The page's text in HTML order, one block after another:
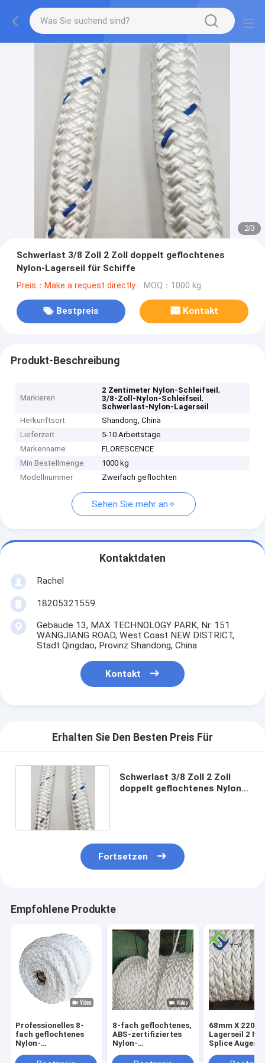
2/3
Schwerlast 3/8 Zoll 2 Zoll doppelt geflochtenes
Nylon-Lagerseil für Schiffe
Preis：Make a request directly MOQ：1000 kg
Bestpreis Kontakt
Produkt-Beschreibung
Markieren
2 Zentimeter Nylon-Schleifseil,
3/8-Zoll-Nylon-Schleifseil,
Schwerlast-Nylon-Lagerseil
Herkunftsort
Shandong, China
Lieferzeit
5-10 Arbeitstage
Markenname
FLORESCENCE
Min Bestellmenge
1000 kg
Modellnummer
Zweifach geflochten
Sehen Sie mehr an
Kontaktdaten
Rachel
18205321559
Gebäude 13, MAX TECHNOLOGY PARK, Nr. 151
WANGJIANG ROAD, West Coast NEW DISTRICT,
Stadt Qingdao, Provinz Shandong, China
Kontakt
Erhalten Sie Den Besten Preis Für
Schwerlast 3/8 Zoll 2 Zoll
doppelt geflochtenes Nylon-
Fortsetzen
Empfohlene Produkte
Professionelles 8-
fach geflochtenes
Nylon-
zertifiziertes,
8-fach geflochtenes,
ABS-zertifiziertes
Nylon-
220m für das
68mm X
Lagerseil 2
Splice Augen